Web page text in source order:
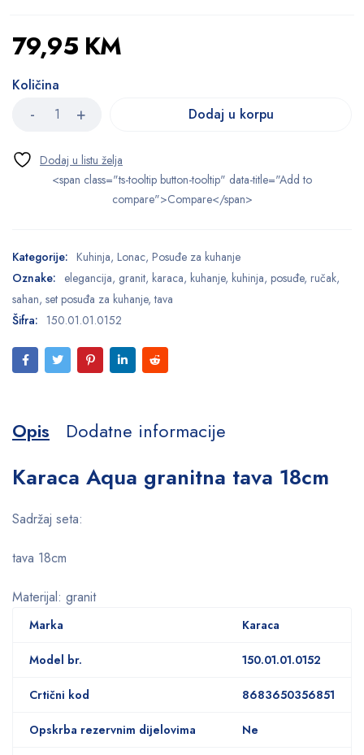
79,95 KM
Količina
Dodaj u korpu
<span class="ts-tooltip button-tooltip" data-title="Add to
compare">Compare</span>
Kategorije: Kuhinja, Lonac, Posuđe za kuhanje
Oznake: elegancija, granit, karaca, kuhanje, kuhinja, posuđe, ručak,
sahan, set posuđa za kuhanje,tava
Šifra: 150.01.01.0152
Opis Dodatne informacije
Karaca Aqua granitna tava 18cm
Sadržaj seta:
tava 18cm
Materijal: granit
Marka Karaca
Model br. 150.01.01.0152
Crtični kod 8683650356851
Opskrba rezervnim dijelovima Ne